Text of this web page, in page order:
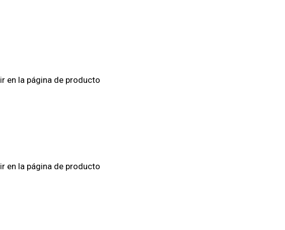
en la página de producto
en la página de producto